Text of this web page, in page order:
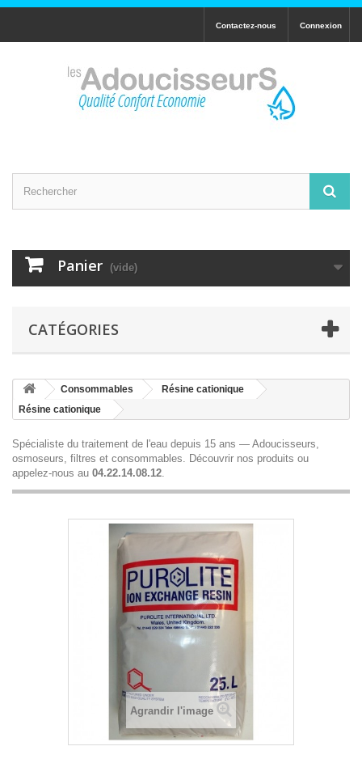
Connexion
Contactez-nous
Panier (vide)
CATÉGORIES
Consommables
Résine cationique
Résine cationique
Spécialiste du traitement de l'eau depuis 15 ans — Adoucisseurs,
osmoseurs, filtres et consommables. Découvrir nos produits ou
appelez-nous au 04.22.14.08.12.
Agrandir l'image